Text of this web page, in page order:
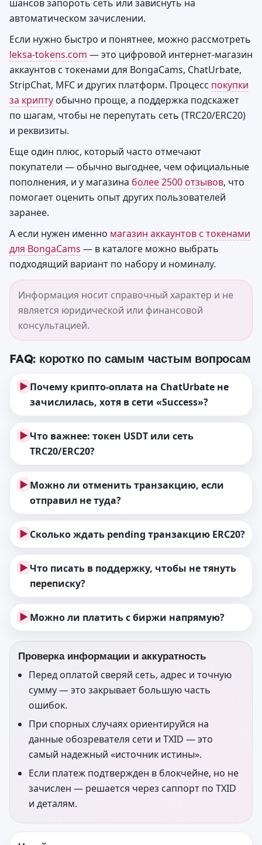
шансов запороть сеть или зависнуть на
автоматическом зачислении.
Если нужно быстро и понятнее, можно рассмотреть
leksa-tokens.com — это цифровой интернет-магазин
аккаунтов с токенами для BongaCams, ChatUrbate,
StripChat, MFC и других платформ. Процесс покупки
за крипту обычно проще, а поддержка подскажет
по шагам, чтобы не перепутать сеть (TRC20/ERC20)
и реквизиты.
Еще один плюс, который часто отмечают
покупатели — обычно выгоднее, чем официальные
пополнения, и у магазина более 2500 отзывов, что
помогает оценить опыт других пользователей
заранее.
А если нужен именно магазин аккаунтов с токенами
для BongaCams — в каталоге можно выбрать
подходящий вариант по набору и номиналу.
Информация носит справочный характер и не
является юридической или финансовой
консультацией.
FAQ: коротко по самым частым вопросам
▶ Почему крипто-оплата на ChatUrbate не
зачислилась, хотя в сети «Success»?
▶Что важнее: токен USDT или сеть
TRC20/ERC20?
▶ Можно ли отменить транзакцию, если
отправил не туда?
▶ Сколько ждать pending транзакцию ERC20?
▶Что писать в поддержку, чтобы не тянуть
переписку?
▶ Можно ли платить с биржи напрямую?
Проверка информации и аккуратность
Перед оплатой сверяй сеть, адрес и точную
сумму — это закрывает большую часть
ошибок.
При спорных случаях ориентируйся на
данные обозревателя сети и TXID — это
самый надежный «источник истины».
Если платеж подтвержден в блокчейне, но не
зачислен — решается через саппорт по TXID
и деталям.